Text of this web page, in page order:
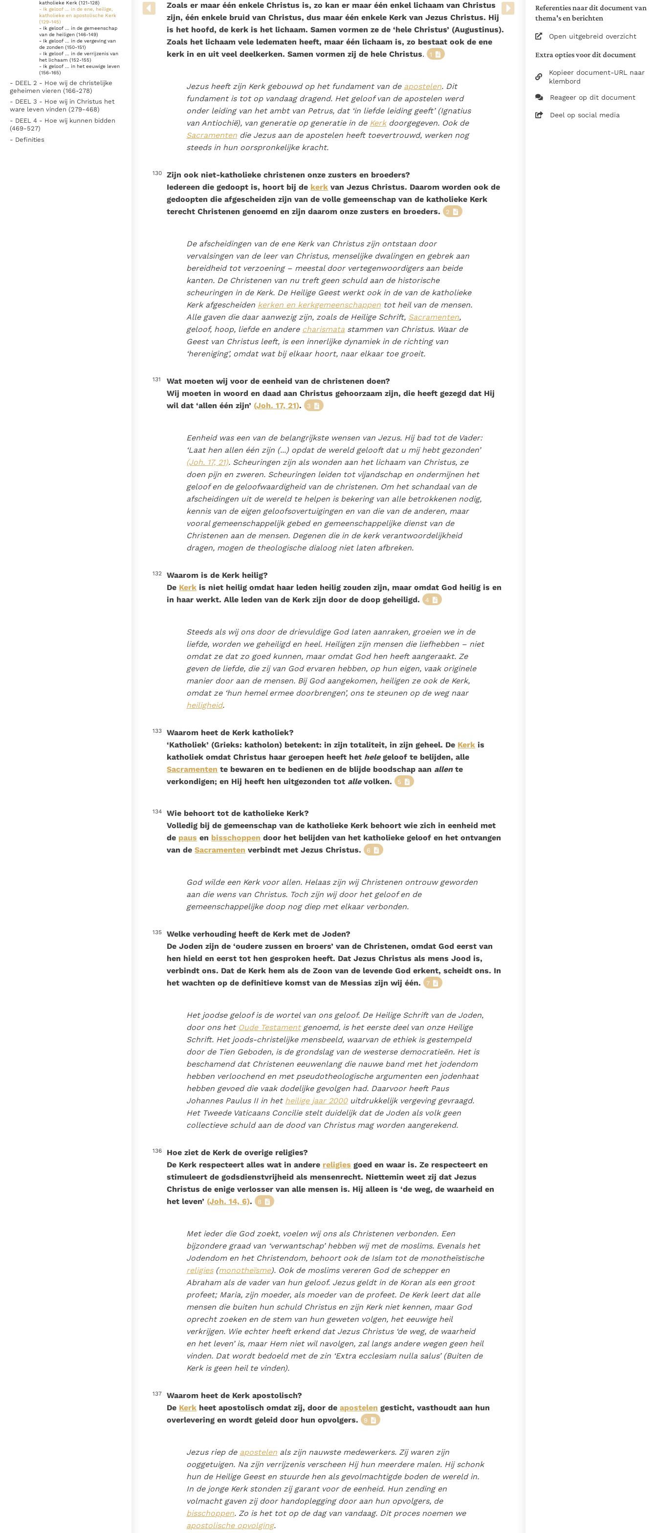
Denzinger Gebruiksvoorwaarden
als een taak"
Paus in Pavia: St.
Augustinus toont ons de
noodzaak om "naar het
innerlijk" toe te keren.
Zie de gebruiksvoorwaarden
Uitgeverij Lannoo
http://www.lannoo.be/youcat
Referenties naar dit document van
thema's en berichten
Open uitgebreid overzicht
Extra opties voor dit document
Kopieer document-URL naar
klembord
Reageer op dit document
Deel op social media
katholieke Kerk (121-128)
- Ik geloof … in de ene, heilige,
katholieke en apostolische Kerk
(129-145)
- Ik geloof … in de gemeenschap
van de heiligen (146-149)
- Ik geloof … in de vergeving van
de zonden (150-151)
- Ik geloof … in de verrijzenis van
het lichaam (152-155)
- Ik geloof … in het eeuwige leven
(156-165)
- DEEL 2 - Hoe wij de christelijke
geheimen vieren (166-278)
- DEEL 3 - Hoe wij in Christus het
ware leven vinden (279-468)
- DEEL 4 - Hoe wij kunnen bidden
(469-527)
- Definities
Zoals er maar één enkele Christus is, zo kan er maar één enkel lichaam van Christus
zijn, één enkele bruid van Christus, dus maar één enkele Kerk van Jezus Christus. Hij
is het hoofd, de kerk is het lichaam. Samen vormen ze de ‘hele Christus’ (Augustinus).
Zoals het lichaam vele ledematen heeft, maar één lichaam is, zo bestaat ook de ene
kerk in en uit veel deelkerken. Samen vormen zij de hele Christus. 1
Jezus heeft zijn Kerk gebouwd op het fundament van de apostelen. Dit
fundament is tot op vandaag dragend. Het geloof van de apostelen werd
onder leiding van het ambt van Petrus, dat ‘in liefde leiding geeft’ (Ignatius
van Antiochië), van generatie op generatie in de Kerkdoorgegeven. Ook de
Sacramenten die Jezus aan de apostelen heeft toevertrouwd, werken nog
steeds in hun oorspronkelijke kracht.
130
Zijn ook niet-katholieke christenen onze zusters en broeders?
Iedereen die gedoopt is, hoort bij de kerk van Jezus Christus. Daarom worden ook de
gedoopten die afgescheiden zijn van de volle gemeenschap van de katholieke Kerk
terecht Christenen genoemd en zijn daarom onze zusters en broeders.
2
De afscheidingen van de ene Kerk van Christus zijn ontstaan door
vervalsingen van de leer van Christus, menselijke dwalingen en gebrek aan
bereidheid tot verzoening – meestal door vertegenwoordigers aan beide
kanten. De Christenen van nu treft geen schuld aan de historische
scheuringen in de Kerk. De Heilige Geest werkt ook in de van de katholieke
Kerk afgescheiden kerken en kerkgemeenschappen tot heil van de mensen.
Alle gaven die daar aanwezig zijn, zoals de Heilige Schrift, Sacramenten,
geloof, hoop, liefde en andere charismata stammen van Christus. Waar de
Geest van Christus leeft, is een innerlijke dynamiek in de richting van
‘hereniging’, omdat wat bij elkaar hoort, naar elkaar toe groeit.
131
Wat moeten wij voor de eenheid van de christenen doen?
Wij moeten in woord en daad aan Christus gehoorzaam zijn, die heeft gezegd dat Hij
wil dat ‘allen één zijn’ (Joh. 17, 21). 3
Eenheid was een van de belangrijkste wensen van Jezus. Hij bad tot de Vader:
‘Laat hen allen één zijn (...) opdat de wereld gelooft dat u mij hebt gezonden’
(Joh. 17, 21). Scheuringen zijn als wonden aan het lichaam van Christus, ze
doen pijn en zweren. Scheuringen leiden tot vijandschap en ondermijnen het
geloof en de geloofwaardigheid van de christenen. Om het schandaal van de
afscheidingen uit de wereld te helpen is bekering van alle betrokkenen nodig,
kennis van de eigen geloofsovertuigingen en van die van de anderen, maar
vooral gemeenschappelijk gebed en gemeenschappelijke dienst van de
Christenen aan de mensen. Degenen die in de kerk verantwoordelijkheid
dragen, mogen de theologische dialoog niet laten afbreken.
132
Waarom is de Kerk heilig?
De Kerk is niet heilig omdat haar leden heilig zouden zijn, maar omdat God heilig is en
in haar werkt. Alle leden van de Kerk zijn door de doop geheiligd. 4
Steeds als wij ons door de drievuldige God laten aanraken, groeien we in de
liefde, worden we geheiligden heel. Heiligen zijn mensen die liefhebben – niet
omdat ze dat zo goed kunnen, maar omdat God hen heeft aangeraakt. Ze
geven de liefde, die zij van God ervaren hebben, op hun eigen, vaak originele
manier door aan de mensen. Bij God aangekomen, heiligen ze ook de Kerk,
omdat ze ‘hun hemel ermee doorbrengen’, ons te steunen op de weg naar
heiligheid.
133
Waarom heet de Kerk katholiek?
‘Katholiek’ (Grieks: katholon) betekent: in zijn totaliteit, in zijn geheel. De Kerk is
katholiek omdat Christus haar geroepen heeft het helegeloof te belijden, alle
Sacramenten te bewaren en te bedienen en de blijde boodschap aan allente
verkondigen; en Hij heeft hen uitgezonden tot allevolken. 5
134
Wie behoort tot de katholieke Kerk?
Volledig bij de gemeenschap van de katholieke Kerk behoort wie zich in eenheid met
de paus en bisschoppen door het belijden van het katholieke geloof en het ontvangen
van deSacramenten verbindt met Jezus Christus. 6
God wilde een Kerk voor allen. Helaas zijn wij Christenen ontrouw geworden
aan die wens van Christus. Toch zijn wij door het geloof en de
gemeenschappelijke doop nog diep met elkaar verbonden.
135
Welke verhouding heeft de Kerk met de Joden?
De Joden zijn de ‘oudere zussen en broers’ van de Christenen, omdat God eerst van
hen hield en eerst tot hen gesproken heeft. Dat Jezus Christus als mens Jood is,
verbindt ons. Dat de Kerk hem als de Zoon van de levende God erkent, scheidt ons. In
het wachten op de definitieve komst van de Messias zijn wij één. 7
Het joodse geloof is de wortel van ons geloof. De Heilige Schrift van de Joden,
door ons het Oude Testamentgenoemd, is het eerste deel van onze Heilige
Schrift. Het joods-christelijke mensbeeld, waarvan de ethiek is gestempeld
door de Tien Geboden, is de grondslag van de westerse democratieën. Het is
beschamend dat Christenen eeuwenlang die nauwe band met het jodendom
hebben verloochend en met pseudotheologische argumenten een jodenhaat
hebben gevoed die vaak dodelijke gevolgen had. Daarvoor heeft Paus
Johannes Paulus II in het heilige jaar 2000uitdrukkelijk vergeving gevraagd.
Het Tweede Vaticaans Concilie stelt duidelijk dat de Joden als volk geen
collectieve schuld aan de dood van Christus mag worden aangerekend.
136
Hoe ziet de Kerk de overige religies?
De Kerk respecteert alles wat in andere religies goed en waar is. Ze respecteert en
stimuleert de godsdienstvrijheid als mensenrecht. Niettemin weet zij dat Jezus
Christus de enige verlosser van alle mensen is. Hij alleen is ‘de weg, de waarheid en
het leven’ (Joh. 14, 6). 8
Met ieder die God zoekt, voelen wij ons als Christenen verbonden. Een
bijzondere graad van ‘verwantschap’ hebben wij met de moslims. Evenals het
Jodendom en het Christendom, behoort ook de Islam tot de monotheïstische
religies(monotheïsme). Ook de moslims vereren God de schepper en
Abraham als de vader van hun geloof. Jezus geldt in de Koran als een groot
profeet; Maria, zijn moeder, als moeder van de profeet. De Kerk leert dat alle
mensen die buiten hun schuld Christus en zijn Kerk niet kennen, maar God
oprecht zoeken en de stem van hun geweten volgen, het eeuwige heil
verkrijgen. Wie echter heeft erkend dat Jezus Christus ‘de weg, de waarheid
en het leven’ is, maar Hem niet wil navolgen, zal langs andere wegen geen heil
vinden. Dat wordt bedoeld met de zin ‘Extra ecclesiam nulla salus’ (Buiten de
Kerk is geen heil te vinden).
137
Waarom heet de Kerk apostolisch?
De Kerk heet apostolisch omdat zij, door deapostelen gesticht, vasthoudt aan hun
overlevering en wordt geleid door hun opvolgers.
9
Jezus riep de apostelen als zijn nauwste medewerkers. Zij waren zijn
ooggetuigen. Na zijn verrijzenis verscheen Hij hun meerdere malen. Hij schonk
hun de Heilige Geest en stuurde hen als gevolmachtigde boden de wereld in.
In de jonge Kerk stonden zij garant voor de eenheid. Hun zending en
volmacht gaven zij door handoplegging door aan hun opvolgers, de
bisschoppen. Zo is het tot op de dag van vandaag. Dit proces noemen we
apostolische opvolging.